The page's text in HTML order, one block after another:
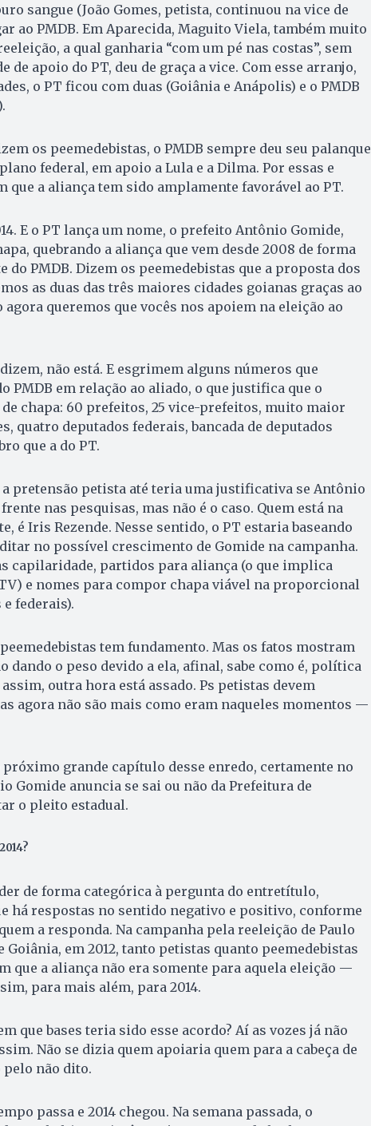
sangue (João Gomes, petista, continuou na vice de
ao PMDB. Em Aparecida, Maguito Viela, também muito
a qual ganharia “com um pé nas costas”, sem
de apoio do PT, deu de graça a vice. Com esse arranjo,
o PT ficou com duas (Goiânia e Anápolis) e o PMDB
os peemedebistas, o PMDB sempre deu seu palanque
federal, em apoio a Lula e a Dilma. Por essas e
que a aliança tem sido amplamente favorável ao PT.
E o PT lan­ça um nome, o prefeito Antônio Go­mide,
quebrando a aliança que vem desde 2008 de forma
do PMDB. Dizem os peemedebistas que a proposta dos
as duas das três maiores cidades goianas graças ao
agora queremos que vocês nos apoiem na eleição ao
não está. E esgrimem alguns números que
PMDB em relação ao aliado, o que justifica que o
de chapa: 60 prefeitos, 25 vice-prefeitos, muito maior
quatro deputados federais, bancada de deputados
que a do PT.
a pretensão petista até teria uma justificativa se Antônio
nas pesquisas, mas não é o caso. Quem está na
é Iris Rezende. Nesse sentido, o PT estaria baseando
no possível crescimento de Gomide na campanha.
capilaridade, partidos para aliança (o que implica
e nomes para compor chapa viável na proporcional
federais).
tem fundamento. Mas os fatos mostram
dando o peso devido a ela, afinal, sabe como é, política
outra hora está assado. Ps petistas devem
agora não são mais como eram naqueles momentos —
próximo grande capítulo desse enredo, certamente no
Gomide anuncia se sai ou não da Prefeitura de
o pleito estadual.
de forma categórica à pergunta do entretítulo,
há respostas no sentido negativo e positivo, conforme
a responda. Na campanha pela reeleição de Paulo
Goiânia, em 2012, tanto petistas quanto peemedebistas
que a aliança não era somente para aquela eleição —
para mais além, para 2014.
que bases teria sido esse acordo? Aí as vozes já não
Não se dizia quem apoiaria quem para a cabeça de
pelo não dito.
passa e 2014 chegou. Na semana passada, o